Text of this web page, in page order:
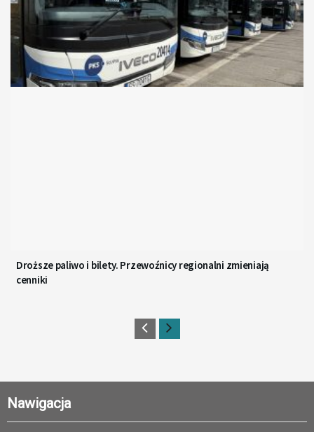
Droższe paliwo i bilety. Przewoźnicy regionalni zmieniają
cenniki
Nawigacja